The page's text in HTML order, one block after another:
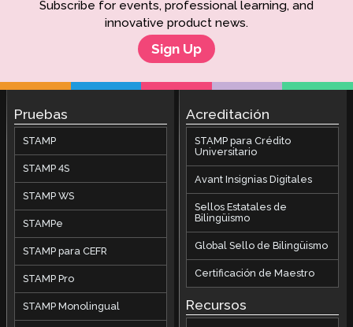
Subscribe for events, professional learning, and
innovative product news.
Sign Up
Pruebas
STAMP
STAMP 4S
STAMP WS
STAMPe
STAMP para CEFR
STAMP Pro
STAMP Monolingual
Acreditación
STAMP para Crédito
Universitario
Avant Insignias Digitales
Sellos Estatales de
Bilingüismo
Global Sello de Bilingüismo
Certificación de Maestro
Recursos